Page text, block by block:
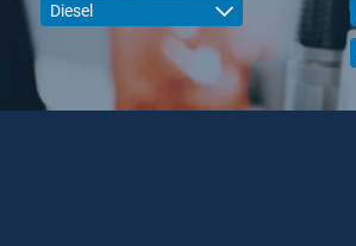
Diesel